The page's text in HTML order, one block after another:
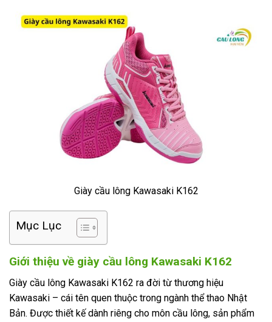
Giày cầu lông Kawasaki K162
Mục Lục
Giới thiệu về giày cầu lông Kawasaki K162
Giày cầu lông Kawasaki K162 ra đời từ thương hiệu
Kawasaki – cái tên quen thuộc trong ngành thể thao Nhật
Bản. Được thiết kế dành riêng cho môn cầu lông, sản phẩm